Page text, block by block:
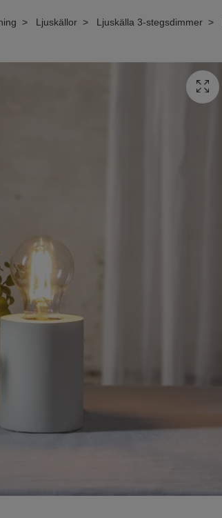
Ljuskällor Ljuskälla 3-stegsdimmer